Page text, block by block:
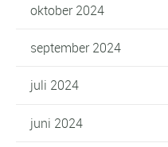
oktober 2024
september 2024
juli 2024
juni 2024